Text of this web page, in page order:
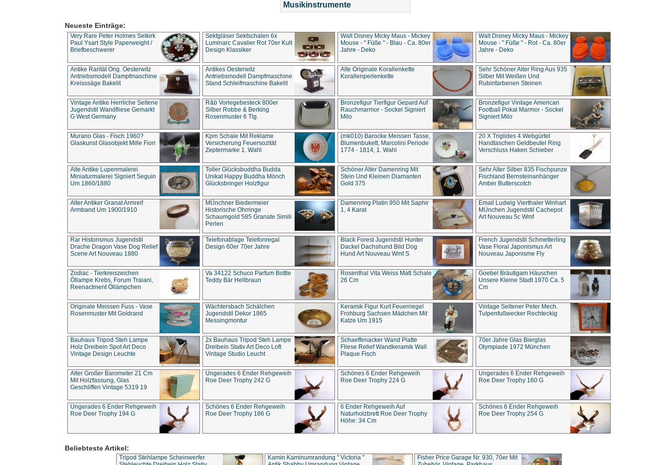
Musikinstrumente
Neueste Einträge:
Very Rare Peter Holmes Selkirk
Paul Ysart Style Paperweight /
Briefbeschwerer
Sektgläser Sektschalen 6x
Luminarc Cavalier Rot 70er Kult
Design Klassiker
Walt Disney Micky Maus - Mickey
Mouse - " Füße " - Blau - Ca. 80er
Jahre - Deko
Walt Disney Micky Maus - Mickey
Mouse - " Füße " - Rot - Ca. 80er
Jahre - Deko
Antike Rarität Orig. Oesterwitz
Antriebsmodell Dampfmaschine
Kreisssäge Bakelit
Antikes Oesterwitz
Antriebsmodell Dampfmaschine
Stand Schleifmaschine Bakelit
Alte Originale Korallenkette
Korallenperlenkette
Sehr Schöner Alter Ring Aus 935
Silber Mit Weißen Und
Rubinfarbenen Steinen
Vintage Antike Herrliche Seltene
Jugendstil Wandfliese Gemarkt
G West Germany
R&b Vorlegebesteck 800er
Silber Robbe & Berking
Rosenmuster 6 Tlg.
Bronzefigur Tierfigur Gepard Auf
Rauchmarmor - Sockel Signiert
Milo
Bronzefigur Vintage American
Football Pokal Marmor - Sockel
Signiert Milo
Murano Glas - Fisch 1960?
Glaskunst Glasobjekt Mille Fiori
Kpm Schale Mit Reklame
Versicherung Feuersozität
Zeptermarke 1. Wahl
(mk010) Barocke Meissen Tasse,
Blumenbukett, Marcolini Periode
1774 - 1814, 1. Wahl
20 X Triglides 4 Webgürtel
Handtaschen Geldbeutel Ring
Verschluss Haken Schieber
Alte Antike Lupenmalerei
Miniaturmalerei Signiert Seguin
Um 1860/1880
Toller Glücksbuddha Budda
Unikat Happy Buddha Mönch
Glücksbringer Holzfigur
Schöner Alter Damenring Mit
Stein Und Kleinen Diamanten
Gold 375
Sehr Alter Silber 835 Fischpunze
Fischland Bernsteinanhänger
Amber Butterscotch
Alter Antiker Granat Armreif
Armband Um 1900/1910
MÜnchner Biedermeier
Historische Ohrringe
Schaumgold 585 Granate Simili
Perlen
Damenring Platin 950 Mit Saphir
1, 4 Karat
Email Ludwig Vierthaler Winhart
MÜnchen Jugendstil Cachepot
Art Nouveau 5c Wmf
Rar Historismus Jugendstil
Drache Dragon Vase Dog Relief
Scene Art Nouveau 1880
Telefonablage Telefonregal
Design 60er 70er Jahre
Black Forest Jugendstil Hunter
Dackel Dachshund Bild Dog
Hund Art Nouveau Wmf S
French Jugendstil Schmetterling
Vase Floral Japonismus Art
Nouveau Japonisme Fly
Zodiac - Tierkreiszeichen
Öllampe Krebs, Forum Traiani,
Reenactment Öllämpchen
Va 34122 Schuco Parfum Bottle
Teddy Bär Hellbraun
Rosenthal Vita Weiss Matt Schale
26 Cm
Goebel Bräutigam Häuschen
Unsere Kleine Stadt 1970 Ca. 5
Cm
Originale Meissen Fuss - Vase
Rosenmuster Mit Goldrand
Wächtersbach Schälchen
Jugendstil Dekor 1865
Messingmontur
Keramik Figur Kurt Feuerriegel
Frohburg Sachsen Mädchen Mit
Katze Um 1915
Vintage Seltener Peter Mech.
Tulpenfußwecker Rechteckig
Bauhaus Tripod Steh Lampe
Holz Dreibein Spot Art Deco
Vintage Design Leuchte
2x Bauhaus Tripod Steh Lampe
Dreibein Stativ Art Deco Loft
Vintage Studio Leucht
Schaeffenacker Wand Platte
Fliese Relief Wandkeramik Wall
Plaque Fisch
70er Jahre Glas Bierglas
Olympiade 1972 München
Alter Großer Barometer 21 Cm
Mit Holzfassung, Glas
Geschliffen Vintage 5319 19
Ungerades 6 Ender Rehgeweih
Roe Deer Trophy 242 G
Schönes 6 Ender Rehgeweih
Roe Deer Trophy 224 G
Ungerades 6 Ender Rehgeweih
Roe Deer Trophy 160 G
Ungerades 6 Ender Rehgeweih
Roe Deer Trophy 194 G
Schönes 6 Ender Rehgeweih
Roe Deer Trophy 186 G
6 Ender Rehgeweih Auf
Naturholzbrett Roe Deer Trophy
Höhe: 34 Cm
Schönes 6 Ender Rehgeweih
Roe Deer Trophy 254 G
Beliebteste Artikel:
Tripod Stehlampe Scheinwerfer
Kamin Kaminumrandung " Victoria "
Fisher Price Garage Nr. 930, 70er Mit